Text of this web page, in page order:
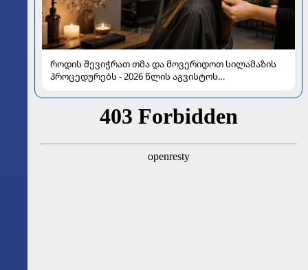
როდის შევიჭრათ თმა და მოვერიდოთ სილამაზის
პროცედურებს - 2026 წლის აგვისტოს